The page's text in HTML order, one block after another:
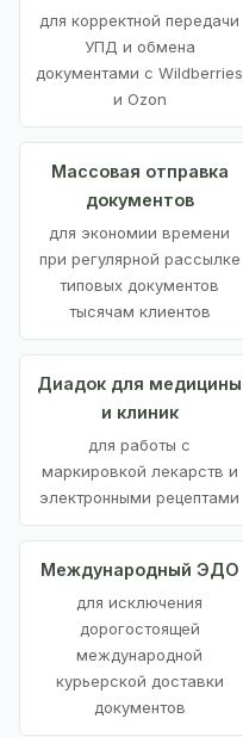
для корректной передачи
УПД и обмена
документами с Wildberries
и Ozon
Массовая отправка
документов
для экономии времени
при регулярной рассылке
типовых документов
тысячам клиентов
Диадок для медицины
и клиник
для работы с
маркировкой лекарств и
электронными рецептами
Международный ЭДО
для исключения
дорогостоящей
международной
курьерской доставки
документов